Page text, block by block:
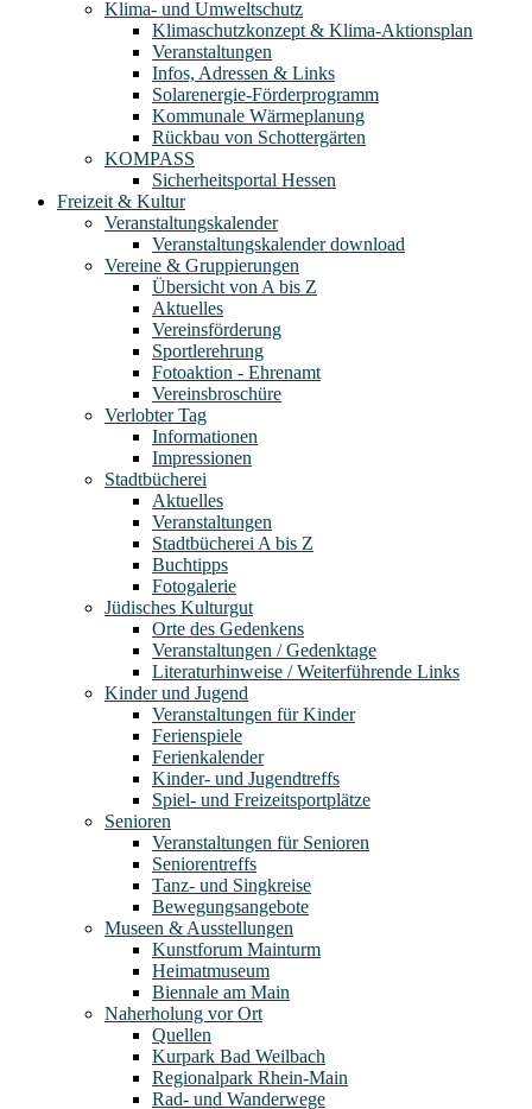
Klima- und Umweltschutz
Klimaschutzkonzept & Klima-Aktionsplan
Veranstaltungen
Infos, Adressen & Links
Solarenergie-Förderprogramm
Kommunale Wärmeplanung
Rückbau von Schottergärten
KOMPASS
Sicherheitsportal Hessen
Freizeit & Kultur
Veranstaltungskalender
Veranstaltungskalender download
Vereine & Gruppierungen
Übersicht von A bis Z
Aktuelles
Vereinsförderung
Sportlerehrung
Fotoaktion - Ehrenamt
Vereinsbroschüre
Verlobter Tag
Informationen
Impressionen
Stadtbücherei
Aktuelles
Veranstaltungen
Stadtbücherei A bis Z
Buchtipps
Fotogalerie
Jüdisches Kulturgut
Orte des Gedenkens
Veranstaltungen / Gedenktage
Literaturhinweise / Weiterführende Links
Kinder und Jugend
Veranstaltungen für Kinder
Ferienspiele
Ferienkalender
Kinder- und Jugendtreffs
Spiel- und Freizeitsportplätze
Senioren
Veranstaltungen für Senioren
Seniorentreffs
Tanz- und Singkreise
Bewegungsangebote
Museen & Ausstellungen
Kunstforum Mainturm
Heimatmuseum
Biennale am Main
Naherholung vor Ort
Quellen
Kurpark Bad Weilbach
Regionalpark Rhein-Main
Rad- und Wanderwege